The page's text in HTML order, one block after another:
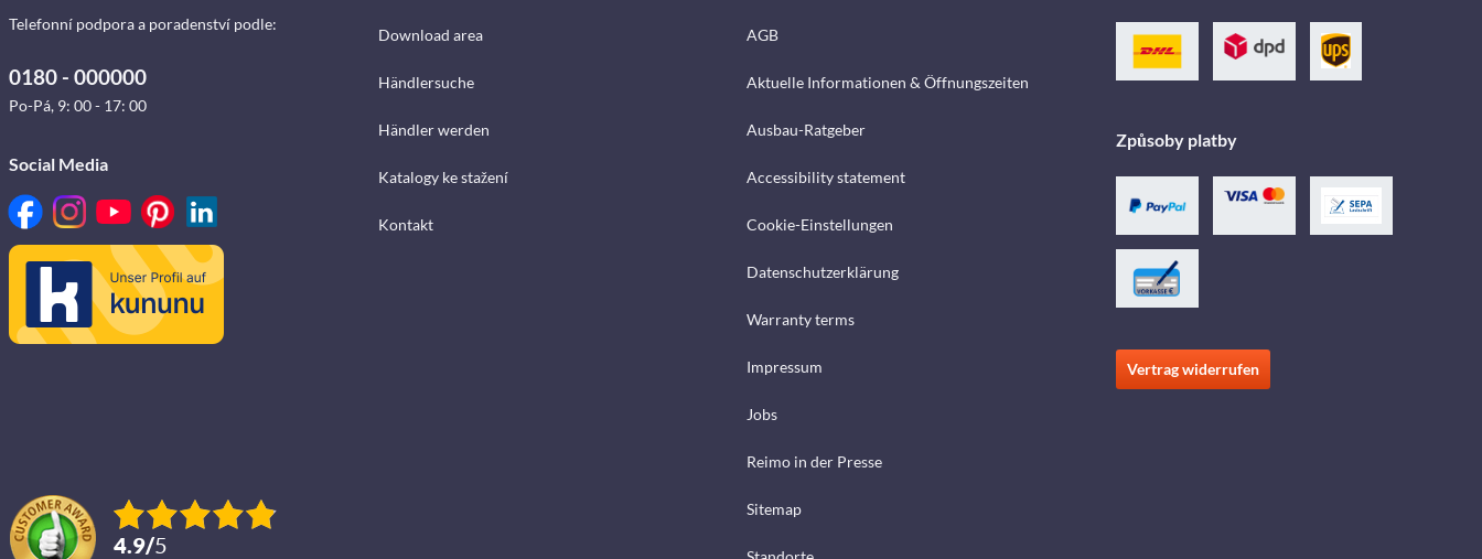
Telefonní podpora a poradenství podle:
0180 - 000000
Po-Pá, 9: 00 - 17: 00
Social Media
4.9/5
Download area
Händlersuche
Händler werden
Katalogy ke stažení
Kontakt
AGB
Aktuelle Informationen & Öffnungszeiten
Ausbau-Ratgeber
Accessibility statement
Cookie-Einstellungen
Datenschutzerklärung
Warranty terms
Impressum
Jobs
Reimo in der Presse
Sitemap
Způsoby platby
Vertrag widerrufen